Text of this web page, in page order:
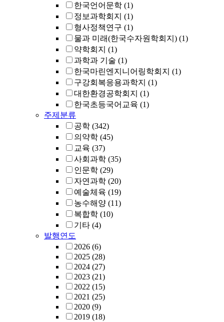
한국언어문학 (1)
정보과학회지 (1)
형사정책연구 (1)
물과 미래(한국수자원학회지) (1)
약학회지 (1)
과학과 기술 (1)
한국마린엔지니어링학회지 (1)
구강회복응용과학지 (1)
대한환경공학회지 (1)
한국초등국어교육 (1)
주제분류
공학 (342)
의약학 (45)
교육 (37)
사회과학 (35)
인문학 (29)
자연과학 (20)
예술체육 (19)
농수해양 (11)
복합학 (10)
기타 (4)
발행연도
2026 (6)
2025 (28)
2024 (27)
2023 (21)
2022 (15)
2021 (25)
2020 (9)
2019 (18)